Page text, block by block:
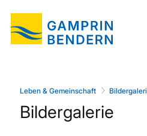
Leben & Gemeinschaft
Bildergalerie